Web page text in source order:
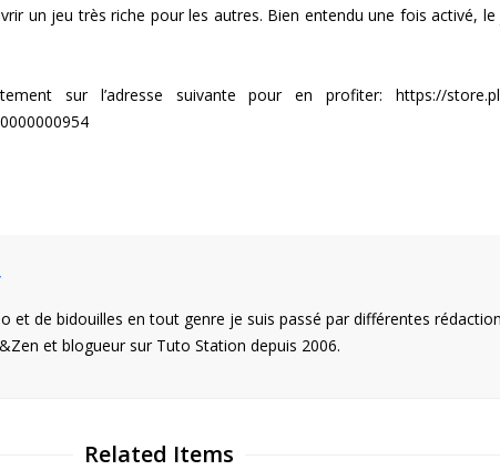
un jeu très riche pour les autres. Bien entendu une fois activé,
sur l’adresse suivante pour en profiter: https://
et de bidouilles en tout genre je suis passé par différentes
et blogueur sur Tuto Station depuis 2006.
Related Items